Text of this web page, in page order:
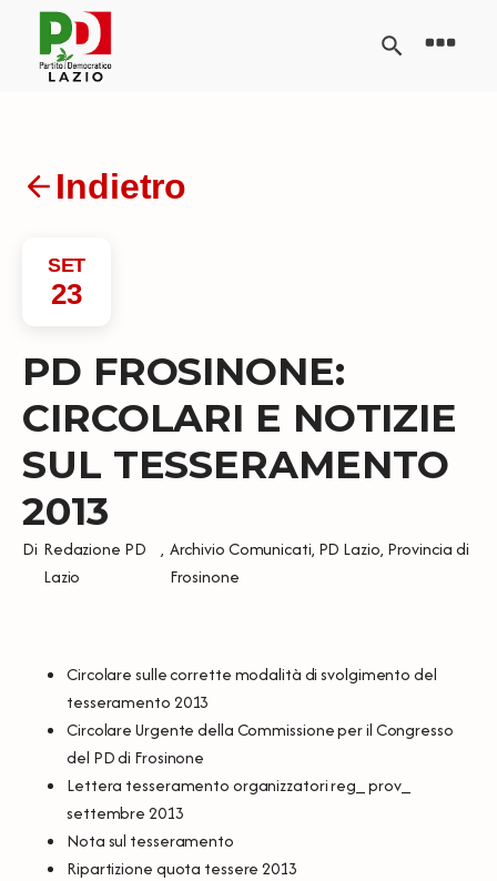
Indietro
SET
23
PD FROSINONE:
CIRCOLARI E NOTIZIE
SUL TESSERAMENTO
2013
Di Redazione PD
Lazio
, Archivio Comunicati, PD Lazio, Provincia di
Frosinone
Circolare sulle corrette modalità di svolgimento del
tesseramento 2013
Circolare Urgente della Commissione per il Congresso
del PD di Frosinone
Lettera tesseramento organizzatori reg_ prov_
settembre 2013
Nota sul tesseramento
Ripartizione quota tessere 2013